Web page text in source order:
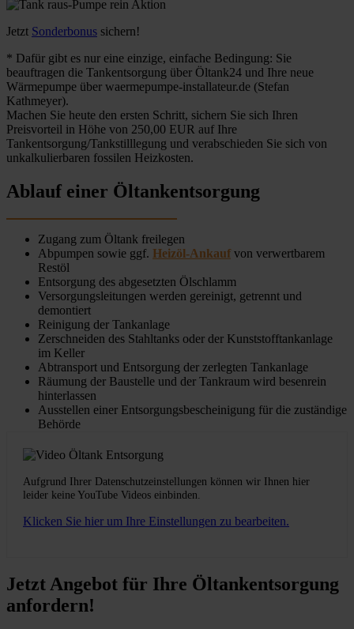
Jetzt Sonderbonus sichern!
* Dafür gibt es nur eine einzige, einfache Bedingung: Sie
beauftragen die Tankentsorgung über Öltank24 und Ihre neue
Wärmepumpe über waermepumpe-installateur.de (Stefan
Kathmeyer).
Machen Sie heute den ersten Schritt, sichern Sie sich Ihren
Preisvorteil in Höhe von 250,00 EUR auf Ihre
Tankentsorgung/Tankstilllegung und verabschieden Sie sich von
unkalkulierbaren fossilen Heizkosten.
Ablauf einer Öltankentsorgung
Zugang zum Öltank freilegen
Abpumpen sowie ggf. Heizöl-Ankauf von verwertbarem
Restöl
Entsorgung des abgesetzten Ölschlamm
Versorgungsleitungen werden gereinigt, getrennt und
demontiert
Reinigung der Tankanlage
Zerschneiden des Stahltanks oder der Kunststofftankanlage
im Keller
Abtransport und Entsorgung der zerlegten Tankanlage
Räumung der Baustelle und der Tankraum wird besenrein
hinterlassen
Ausstellen einer Entsorgungsbescheinigung für die zuständige
Behörde
Aufgrund Ihrer Datenschutzeinstellungen können wir Ihnen hier
leider keine YouTube Videos einbinden.
Klicken Sie hier um Ihre Einstellungen zu bearbeiten.
Jetzt Angebot für Ihre Öltankentsorgung
anfordern!